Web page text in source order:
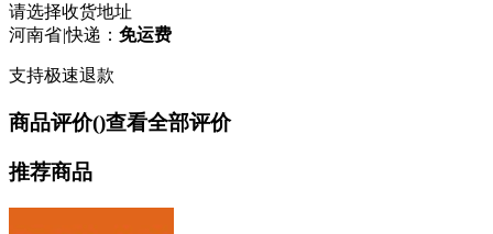
请选择收货地址
河南省|快递： 免运费
支持极速退款
商品评价()查看全部评价
推荐商品